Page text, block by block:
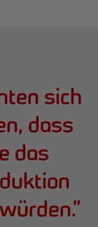
sich
dass
das
”